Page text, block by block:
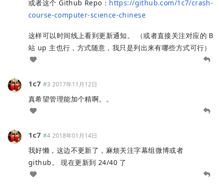
或者这个 Github Repo： https://github.com/1c7/crash-
course-computer-science-chinese
这样可以时间线上看到更新通知。 （或者直接关注对应的 B
站 up 主也行，方式随意，我只是列出来有哪些方式可行）
1c7 #3 2017年11月12日
真希望管理能加个精啊。。
1c7 #4 2018年01月14日
我好懒，这边不更新了，麻烦关注字幕组微博或者
github。 现在更新到 24/40 了